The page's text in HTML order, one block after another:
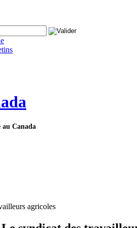
au Canada